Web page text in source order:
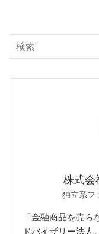
株式会
独立系フ
「金融商品を売
ドバイザリー法人